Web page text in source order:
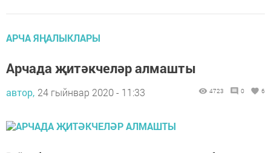
АРЧА ЯҢАЛЫКЛАРЫ
Арчада җитәкчеләр алмашты
автор, 24 гыйнвар 2020 - 11:33 4723 0 6